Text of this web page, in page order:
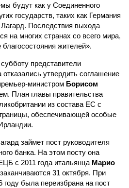
будут как у Соединенного
государств, таких как Германия
Последствия выхода
на многих странах со всего мира,
жителей».
представители
отказались утвердить соглашение
министром Борисом
План главы правительства
из состава ЕС с
обеспечивающей особые
займет пост руководителя
банка. На этом посту она
с 2011 года итальянца Марио
31 октября. При
году была переизбрана на пост